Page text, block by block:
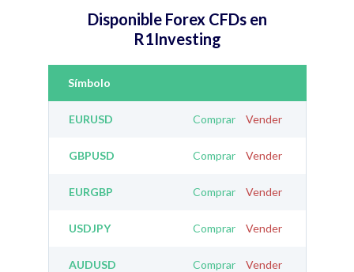
Disponible Forex CFDs en
R1Investing
Símbolo
EURUSD Comprar Vender
GBPUSD Comprar Vender
EURGBP Comprar Vender
USDJPY Comprar Vender
AUDUSD Comprar Vender